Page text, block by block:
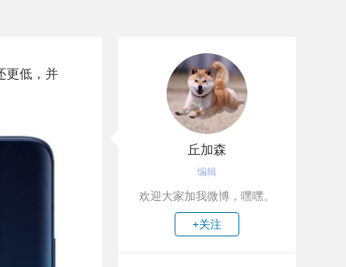
更低，并
丘加森
编辑
欢迎大家加我微博，嘿嘿。
+关注